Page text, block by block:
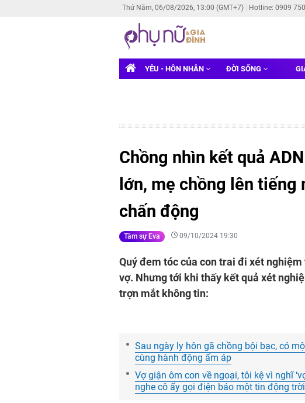
Thứ Năm, 06/08/2026, 13:00 (GMT+7) Hotline: 0909
YÊU - HÔN NHÂN ĐỜI SỐNG
Chồng nhìn kết quả
lớn, mẹ chồng lên tiếng
chấn động
Tâm sự Eva 09/10/2024 19:30
Quý đem tóc của con trai đi xét
vợ. Nhưng tới khi thấy kết quả xét
trợn mắt không tin:
Sau ngày ly hôn gã chồng bội bạc, có
cùng hành động ấm áp
Vợ giận ôm con về ngoại, tôi kệ vì nghĩ
nghe cô ấy gọi điện báo một tin động trời